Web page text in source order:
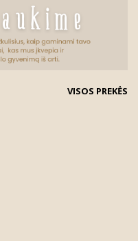
VISOS PREKĖS